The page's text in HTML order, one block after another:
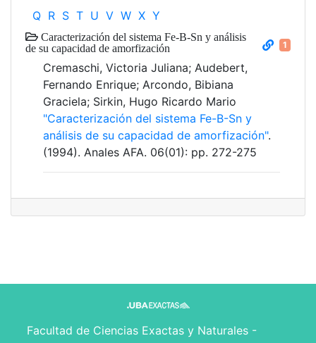
Q R S T U V W X Y
Caracterización del sistema Fe-B-Sn y análisis
de su capacidad de amorfización
1
Cremaschi, Victoria Juliana; Audebert,
Fernando Enrique; Arcondo, Bibiana
Graciela; Sirkin, Hugo Ricardo Mario
"Caracterización del sistema Fe-B-Sn y
análisis de su capacidad de amorfización".
(1994). Anales AFA. 06(01): pp. 272-275
Facultad de Ciencias Exactas y Naturales -